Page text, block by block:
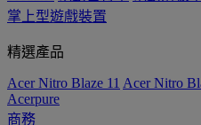
掌上型遊戲裝置
精選產品
Acer Nitro Blaze 11 Acer Nitro
Acerpure
商務